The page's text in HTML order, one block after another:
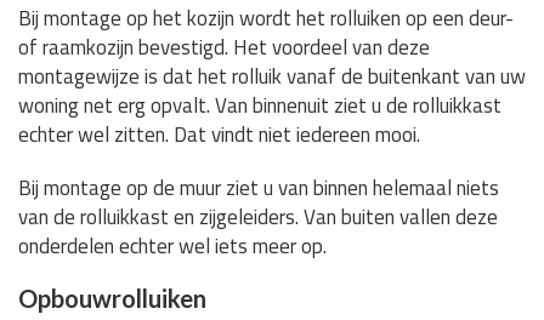
Bij montage op het kozijn wordt het rolluiken op een deur-
of raamkozijn bevestigd. Het voordeel van deze
montagewijze is dat het rolluik vanaf de buitenkant van uw
woning net erg opvalt. Van binnenuit ziet u de rolluikkast
echter wel zitten. Dat vindt niet iedereen mooi.
Bij montage op de muur ziet u van binnen helemaal niets
van de rolluikkast en zijgeleiders. Van buiten vallen deze
onderdelen echter wel iets meer op.
Opbouwrolluiken